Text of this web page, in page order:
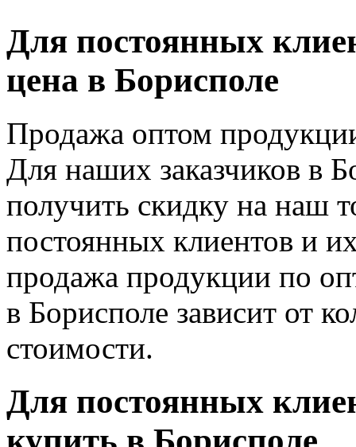
Для постоянных
цена в Борисполе
Продажа оптом
Для наших заказчиков в
получить скидку на наш
постоянных клиентов и
продажа продукции по
в Борисполе зависит от
стоимости.
Для постоянных